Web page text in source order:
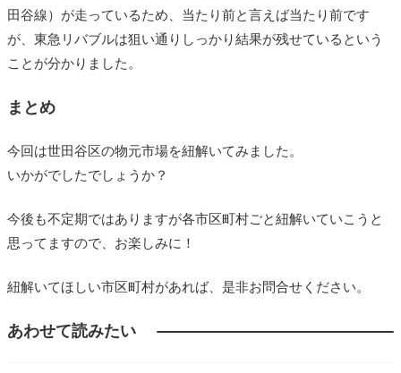
田谷線）が走っているため、当たり前と言えば当たり前です
が、東急リバブルは狙い通りしっかり結果が残せているという
ことが分かりました。
まとめ
今回は世田谷区の物元市場を紐解いてみました。
いかがでしたでしょうか？
今後も不定期ではありますが各市区町村ごと紐解いていこうと
思ってますので、お楽しみに！
紐解いてほしい市区町村があれば、是非お問合せください。
あわせて読みたい